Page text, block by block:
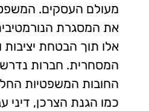
מעולם העסקים.
את המסגרת
אלו תוך הבטחת יציבות
המסחרית. חברות
החובות המשפטיות
כמו הגנת הצרכן, דיני